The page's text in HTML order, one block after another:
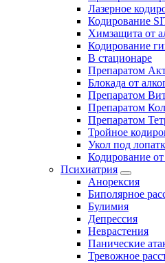
Лазерное
Кодирование
Химзащита от
Кодирование
В стационаре
Препаратом
Блокада от
Препаратом
Препаратом
Препаратом
Тройное
Укол под
Кодирование от
Психиатрия
Анорексия
Биполярное
Булимия
Депрессия
Неврастения
Панические
Тревожное